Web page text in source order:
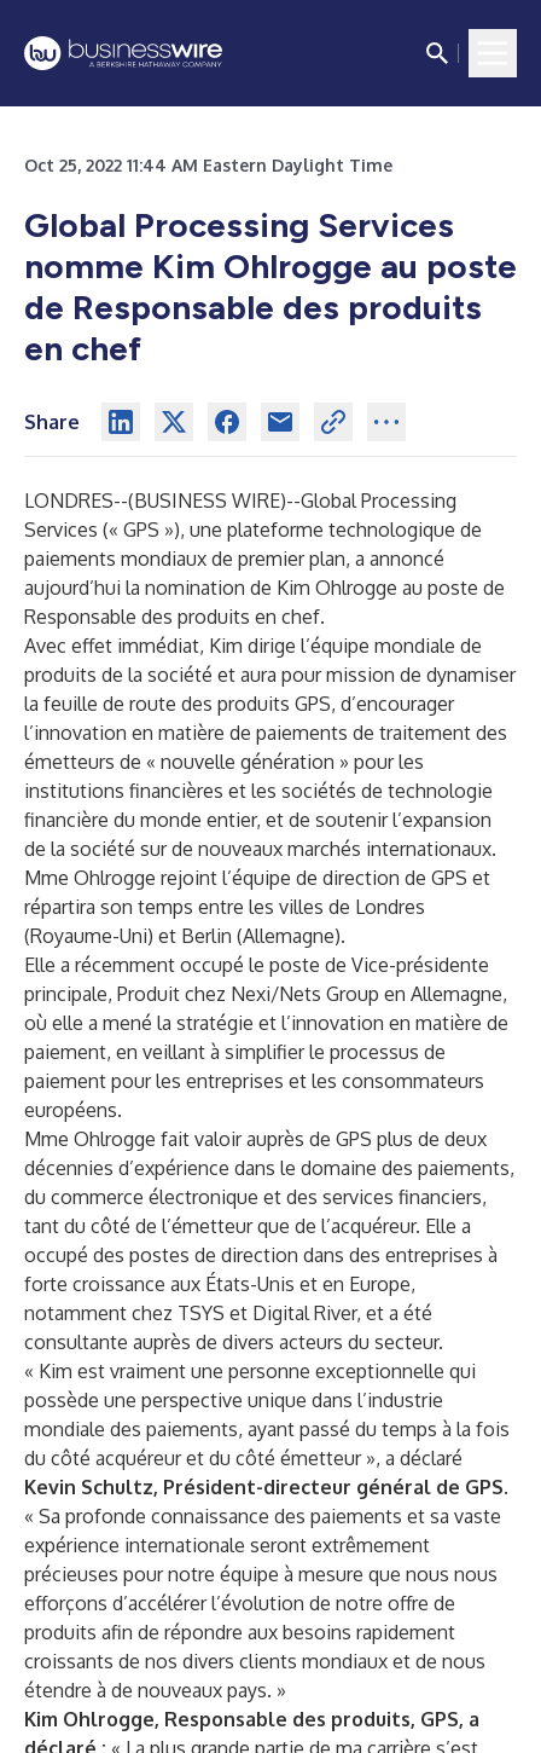
Oct 25, 2022 11:44 AM Eastern Daylight Time
Global Processing Services
nomme Kim Ohlrogge au poste
de Responsable des produits
en chef
Share
LONDRES--(BUSINESS WIRE)--Global Processing
Services (« GPS »), une plateforme technologique de
paiements mondiaux de premier plan, a annoncé
aujourd’hui la nomination de Kim Ohlrogge au poste de
Responsable des produits en chef.
Avec effet immédiat, Kim dirige l’équipe mondiale de
produits de la société et aura pour mission de dynamiser
la feuille de route des produits GPS, d’encourager
l’innovation en matière de paiements de traitement des
émetteurs de « nouvelle génération » pour les
institutions financières et les sociétés de technologie
financière du monde entier, et de soutenir l’expansion
de la société sur de nouveaux marchés internationaux.
Mme Ohlrogge rejoint l’équipe de direction de GPS et
répartira son temps entre les villes de Londres
(Royaume-Uni) et Berlin (Allemagne).
Elle a récemment occupé le poste de Vice-présidente
principale, Produit chez Nexi/Nets Group en Allemagne,
où elle a mené la stratégie et l’innovation en matière de
paiement, en veillant à simplifier le processus de
paiement pour les entreprises et les consommateurs
européens.
Mme Ohlrogge fait valoir auprès de GPS plus de deux
décennies d’expérience dans le domaine des paiements,
du commerce électronique et des services financiers,
tant du côté de l’émetteur que de l’acquéreur. Elle a
occupé des postes de direction dans des entreprises à
forte croissance aux États-Unis et en Europe,
notamment chez TSYS et Digital River, et a été
consultante auprès de divers acteurs du secteur.
« Kim est vraiment une personne exceptionnelle qui
possède une perspective unique dans l’industrie
mondiale des paiements, ayant passé du temps à la fois
du côté acquéreur et du côté émetteur », a déclaré
Kevin Schultz, Président-directeur général de GPS.
« Sa profonde connaissance des paiements et sa vaste
expérience internationale seront extrêmement
précieuses pour notre équipe à mesure que nous nous
efforçons d’accélérer l’évolution de notre offre de
produits afin de répondre aux besoins rapidement
croissants de nos divers clients mondiaux et de nous
étendre à de nouveaux pays. »
Kim Ohlrogge, Responsable des produits, GPS, a
déclaré : « La plus grande partie de ma carrière s’est